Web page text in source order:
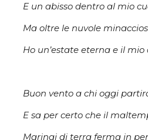
E un abisso dentro al mio
Ma oltre le nuvole
Ho un’estate eterna e il mio
Buon vento a chi oggi
E sa per certo che il
Marinai di terra ferma in